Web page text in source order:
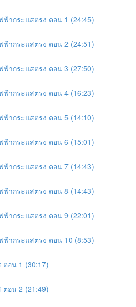
ฟ้ากระแสตรง ตอน 1 (24:45)
ฟ้ากระแสตรง ตอน 2 (24:51)
ฟ้ากระแสตรง ตอน 3 (27:50)
ฟ้ากระแสตรง ตอน 4 (16:23)
ฟ้ากระแสตรง ตอน 5 (14:10)
ฟ้ากระแสตรง ตอน 6 (15:01)
ฟ้ากระแสตรง ตอน 7 (14:43)
ฟ้ากระแสตรง ตอน 8 (14:43)
ฟ้ากระแสตรง ตอน 9 (22:01)
ฟ้ากระแสตรง ตอน 10 (8:53)
ตอน 1 (30:17)
ตอน 2 (21:49)